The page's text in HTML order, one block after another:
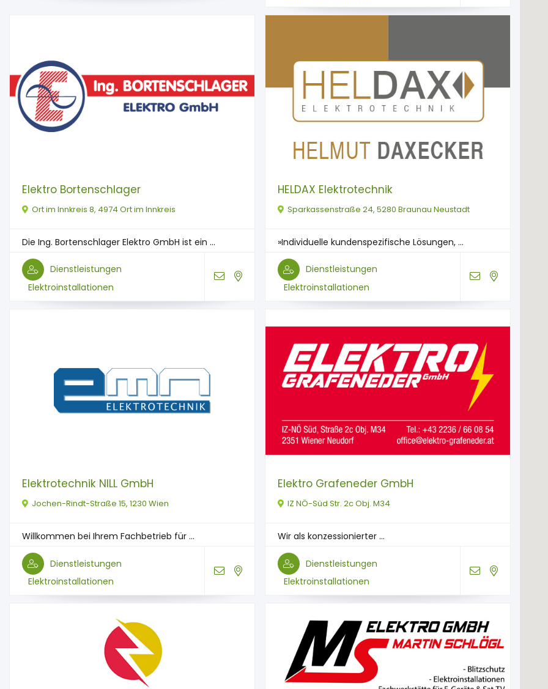
Elektro Bortenschlager
Ort im Innkreis 8, 4974 Ort im Innkreis
Die Ing. Bortenschlager Elektro GmbH ist ein ...
Dienstleistungen
Elektroinstallationen
HELDAX Elektrotechnik
Sparkassenstraße 24, 5280 Braunau Neustadt
»Individuelle kundenspezifische Lösungen, ...
Dienstleistungen
Elektroinstallationen
Elektrotechnik NILL GmbH
Jochen-Rindt-Straße 15, 1230 Wien
Willkommen bei Ihrem Fachbetrieb für ...
Dienstleistungen
Elektroinstallationen
Elektro Grafeneder GmbH
IZ NÖ-Süd Str. 2c Obj. M34
Wir als konzessionierter ...
Dienstleistungen
Elektroinstallationen